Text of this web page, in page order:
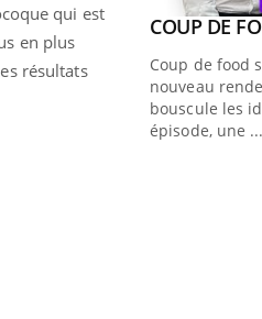
qui est
en plus
résultats
» pour Youtube
COUP DE
Coup de food
nouveau
bouscule les
épisode, une ...